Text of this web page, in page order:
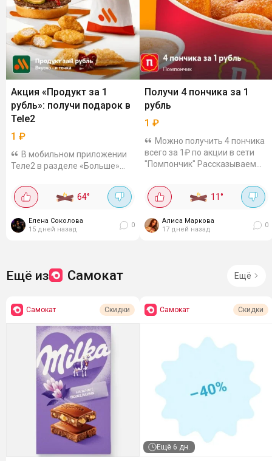
Акция «Продукт за 1
рубль»: получи подарок в
Tele2
1 ₽
В мобильном приложении
Теле2 в разделе «Больше»
позволяет получить один из
популярных продуктов всего
необходимо...
64°
Елена Соколова
15 дней назад
0
Получи 4 пончика за 1
рубль
1 ₽
Можно получить 4 пончика
всего за 1₽ по акции в сети
"Помпончик" Рассказываем
в раздел «Больше» - «Еда»
(Купон можно получить в...
11°
Алиса Маркова
17 дней назад
0
Ещё из Самокат Ещё
Самокат Скидки Самокат Скидки
Ещё 6 дн.